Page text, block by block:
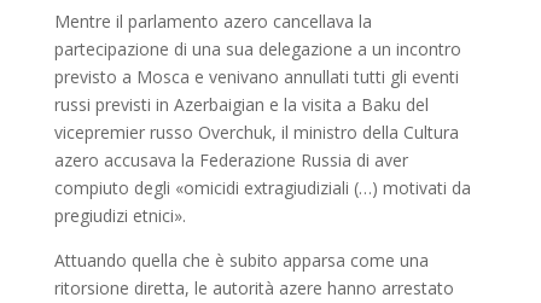
Mentre il parlamento azero cancellava la
partecipazione di una sua delegazione a un incontro
previsto a Mosca e venivano annullati tutti gli eventi
russi previsti in Azerbaigian e la visita a Baku del
vicepremier russo Overchuk, il ministro della Cultura
azero accusava la Federazione Russia di aver
compiuto degli «omicidi extragiudiziali (…) motivati da
pregiudizi etnici».
Attuando quella che è subito apparsa come una
ritorsione diretta, le autorità azere hanno arrestato